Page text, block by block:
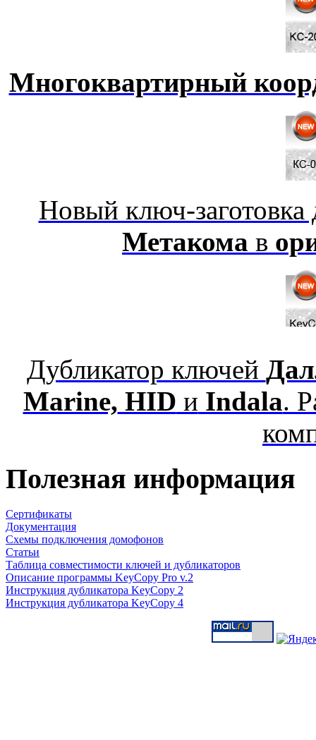
Многоквартирный
Новый ключ-
Метакома в
Дубликатор ключей
Marine, HID и Indala.
Полезная информация
Сертификаты
Документация
Схемы подключения домофонов
Статьи
Таблица совместимости ключей и дубликаторов
Описание программы KeyCopy Pro v.2
Инструкция дубликатора KeyCopy 2
Инструкция дубликатора KeyCopy 4